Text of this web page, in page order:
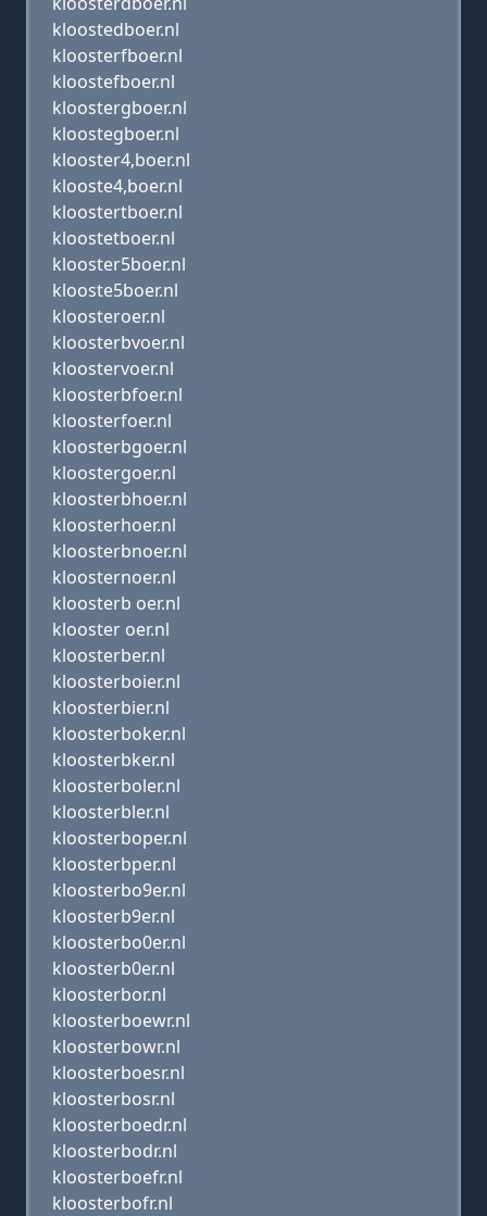
kloostedboer.nl
kloosterfboer.nl
kloostefboer.nl
kloostergboer.nl
kloostegboer.nl
klooster4,boer.nl
klooste4,boer.nl
kloostertboer.nl
kloostetboer.nl
klooster5boer.nl
klooste5boer.nl
kloosteroer.nl
kloosterbvoer.nl
kloostervoer.nl
kloosterbfoer.nl
kloosterfoer.nl
kloosterbgoer.nl
kloostergoer.nl
kloosterbhoer.nl
kloosterhoer.nl
kloosterbnoer.nl
kloosternoer.nl
kloosterb oer.nl
klooster oer.nl
kloosterber.nl
kloosterboier.nl
kloosterbier.nl
kloosterboker.nl
kloosterbker.nl
kloosterboler.nl
kloosterbler.nl
kloosterboper.nl
kloosterbper.nl
kloosterbo9er.nl
kloosterb9er.nl
kloosterbo0er.nl
kloosterb0er.nl
kloosterbor.nl
kloosterboewr.nl
kloosterbowr.nl
kloosterboesr.nl
kloosterbosr.nl
kloosterboedr.nl
kloosterbodr.nl
kloosterboefr.nl
kloosterbofr.nl